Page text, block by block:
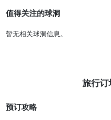
值得关注的球洞
暂无相关球洞信息。
旅行
预订攻略